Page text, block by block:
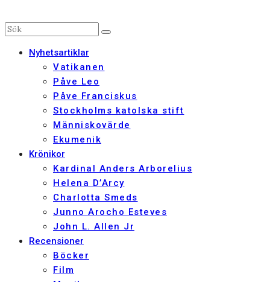
Nyhetsartiklar
Vatikanen
Påve Leo
Påve Franciskus
Stockholms katolska stift
Människovärde
Ekumenik
Krönikor
Kardinal Anders Arborelius
Helena D’Arcy
Charlotta Smeds
Junno Arocho Esteves
John L. Allen Jr
Recensioner
Böcker
Film